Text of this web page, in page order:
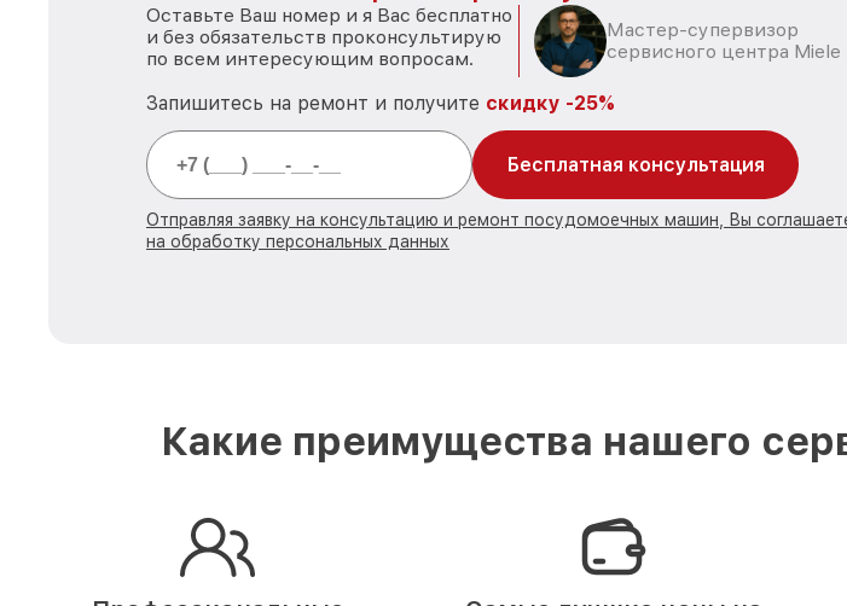
Оставьте Ваш номер и я Вас бесплатно
и без обязательств проконсультирую
по всем интересующим вопросам.
Мастер-супервизор
сервисного центра Miele
Запишитесь на ремонт и получите скидку -25%
Бесплатная консультация
Отправляя заявку на консультацию и ремонт посудомоечных машин, Вы
на обработку персональных данных
Какие преимущества нашего